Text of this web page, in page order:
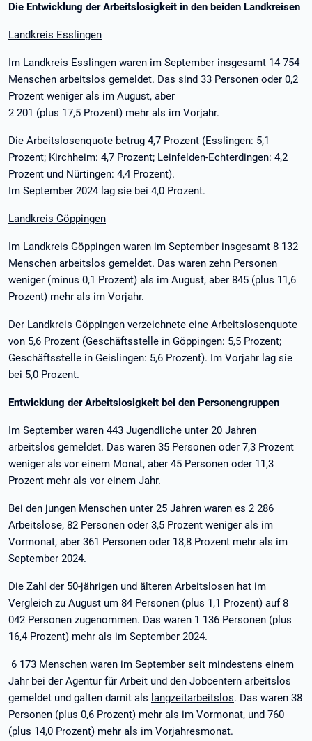
Die Entwicklung der Arbeitslosigkeit in den beiden Landkreisen
Landkreis Esslingen
Im Landkreis Esslingen waren im September insgesamt 14 754
Menschen arbeitslos gemeldet. Das sind 33 Personen oder 0,2
Prozent weniger als im August, aber
2 201 (plus 17,5 Prozent) mehr als im Vorjahr.
Die Arbeitslosenquote betrug 4,7 Prozent (Esslingen: 5,1
Prozent; Kirchheim: 4,7 Prozent; Leinfelden-Echterdingen: 4,2
Prozent und Nürtingen: 4,4 Prozent).
Im September 2024 lag sie bei 4,0 Prozent.
Landkreis Göppingen
Im Landkreis Göppingen waren im September insgesamt 8 132
Menschen arbeitslos gemeldet. Das waren zehn Personen
weniger (minus 0,1 Prozent) als im August, aber 845 (plus 11,6
Prozent) mehr als im Vorjahr.
Der Landkreis Göppingen verzeichnete eine Arbeitslosenquote
von 5,6 Prozent (Geschäftsstelle in Göppingen: 5,5 Prozent;
Geschäftsstelle in Geislingen: 5,6 Prozent). Im Vorjahr lag sie
bei 5,0 Prozent.
Entwicklung der Arbeitslosigkeit bei den Personengruppen
Im September waren 443 Jugendliche unter 20 Jahren
arbeitslos gemeldet. Das waren 35 Personen oder 7,3 Prozent
weniger als vor einem Monat, aber 45 Personen oder 11,3
Prozent mehr als vor einem Jahr.
Bei den jungen Menschen unter 25 Jahren waren es 2 286
Arbeitslose, 82 Personen oder 3,5 Prozent weniger als im
Vormonat, aber 361 Personen oder 18,8 Prozent mehr als im
September 2024.
Die Zahl der 50-jährigen und älteren Arbeitslosen hat im
Vergleich zu August um 84 Personen (plus 1,1 Prozent) auf 8
042 Personen zugenommen. Das waren 1 136 Personen (plus
16,4 Prozent) mehr als im September 2024.
6 173 Menschen waren im September seit mindestens einem
Jahr bei der Agentur für Arbeit und den Jobcentern arbeitslos
gemeldet und galten damit als langzeitarbeitslos. Das waren 38
Personen (plus 0,6 Prozent) mehr als im Vormonat, und 760
(plus 14,0 Prozent) mehr als im Vorjahresmonat.